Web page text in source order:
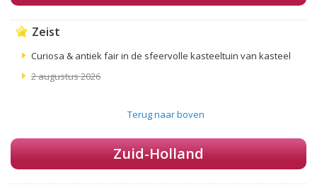
Zeist
Curiosa & antiek fair in de sfeervolle kasteeltuin van kasteel
2 augustus 2026
Terug naar boven
Zuid-Holland